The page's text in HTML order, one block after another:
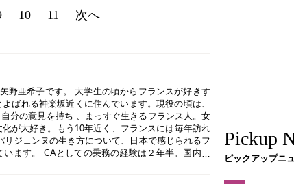
10 11 次へ
野亜希子です。 大学生の頃からフランスが好きす
ばれる神楽坂近くに住んでいます。現役の頃は、
分の意見を持ち 、まっすぐ生きるフランス人。女
が大好き。もう10年近く、フランスには毎年訪れ
ジェンヌの生き方について、日本で感じられるフ
ます。 CAとしての乗務の経験は２年半。国内線
Pickup
ピックアップニ